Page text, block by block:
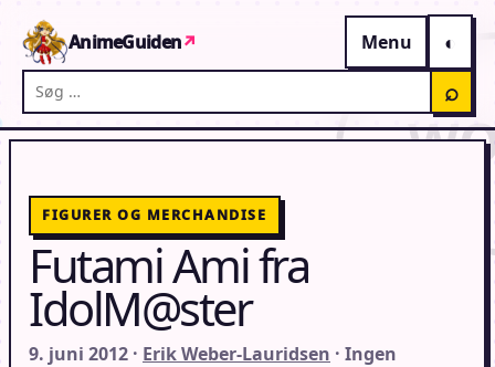
AnimeGuiden↗
Menu
Søg på AnimeGuiden
⌕
FIGURER OG MERCHANDISE
Futami Ami fra
IdolM@ster
9. juni 2012 · Erik Weber-Lauridsen · Ingen